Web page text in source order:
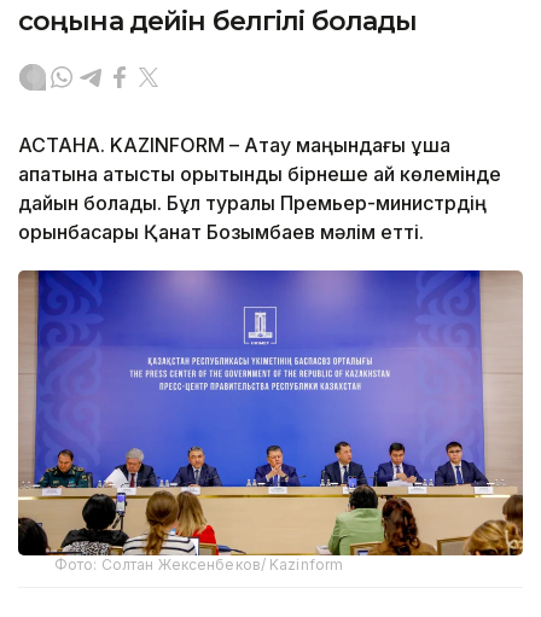
соңына дейін белгілі болады
АСТАНА. KAZINFORM – Ақтау маңындағы ұшақ
апатына қатысты қорытынды бірнеше ай көлемінде
дайын болады. Бұл туралы Премьер-министрдің
орынбасары Қанат Бозымбаев мәлім етті.
Фото: Солтан Жексенбеков/ Kazinform